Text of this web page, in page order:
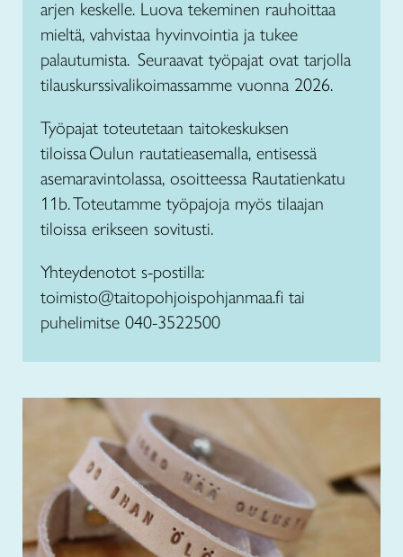
arjen keskelle. Luova tekeminen rauhoittaa
mieltä, vahvistaa hyvinvointia ja tukee
palautumista. Seuraavat työpajat ovat tarjolla
tilauskurssivalikoimassamme vuonna 2026.
Työpajat toteutetaan taitokeskuksen
tiloissa Oulun rautatieasemalla, entisessä
asemaravintolassa, osoitteessa Rautatienkatu
11b. Toteutamme työpajoja myös tilaajan
tiloissa erikseen sovitusti.
Yhteydenotot s-postilla:
toimisto@taitopohjoispohjanmaa.fi tai
puhelimitse 040-3522500